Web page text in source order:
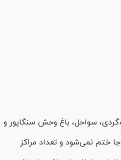
سواحل، باغ وحش سنگاپور و
ختم نمی‌شود و تعداد مراکز